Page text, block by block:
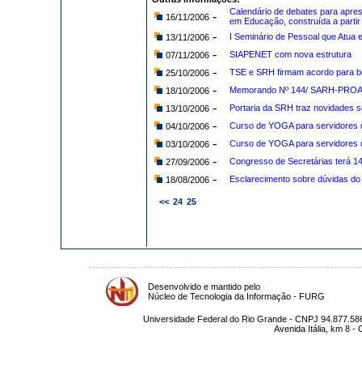
16/11/2006-
Calendário de debates para
em Educação, construída a
13/11/2006-
I Seminário de Pessoal que Atua
07/11/2006-
SIAPENET com nova estrutura
25/10/2006-
TSE e SRH firmam acordo para
18/10/2006-
Memorando Nº 144/ SARH-
13/10/2006-
Portaria da SRH traz novidades
04/10/2006-
Curso de YOGA para servidores
03/10/2006-
Curso de YOGA para servidores
27/09/2006-
Congresso de Secretárias terá
18/08/2006- Esclarecimento sobre dúvidas
<< 24 25
Desenvolvido e mantido pelo
Núcleo de Tecnologia da Informação - FURG
Universidade Federal do Rio Grande - CNPJ
Avenida Itália, km 8 -